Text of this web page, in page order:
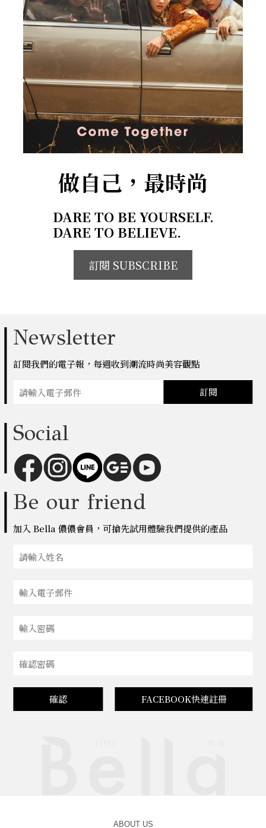
做自己，最時尚
DARE TO BE YOURSELF.
DARE TO BELIEVE.
訂閱 SUBSCRIBE
Newsletter
訂閱我們的電子報，每週收到潮流時尚美容觀點
訂閱
Social
Be our friend
加入 Bella 儂儂會員，可搶先試用體驗我們提供的產品
確認 FACEBOOK快速註冊
ABOUT US